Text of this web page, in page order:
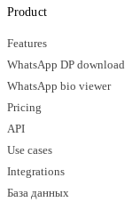
Product
Features
WhatsApp DP download
WhatsApp bio viewer
Pricing
API
Use cases
Integrations
База данных